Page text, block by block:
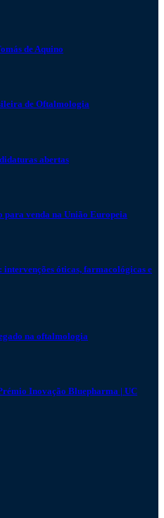
de Aquino
de Oftalmologia
abertas
para venda na União Europeia
óticas, farmacológicas e
na oftalmologia
Inovação Bluepharma | UC